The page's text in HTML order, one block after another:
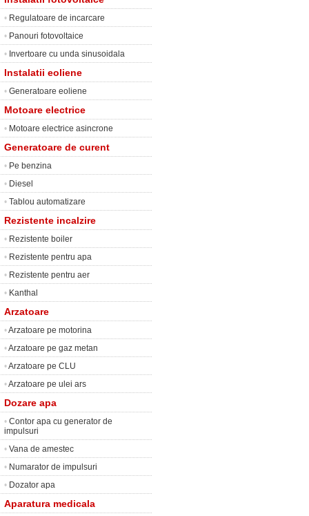
• Regulatoare de incarcare
• Panouri fotovoltaice
• Invertoare cu unda sinusoidala
Instalatii eoliene
• Generatoare eoliene
Motoare electrice
• Motoare electrice asincrone
Generatoare de curent
• Pe benzina
• Diesel
• Tablou automatizare
Rezistente incalzire
• Rezistente boiler
• Rezistente pentru apa
• Rezistente pentru aer
• Kanthal
Arzatoare
•Arzatoare pe motorina
•Arzatoare pe gaz metan
•Arzatoare pe CLU
•Arzatoare pe ulei ars
Dozare apa
• Contor apa cu generator de
impulsuri
• Vana de amestec
• Numarator de impulsuri
• Dozator apa
Aparatura medicala